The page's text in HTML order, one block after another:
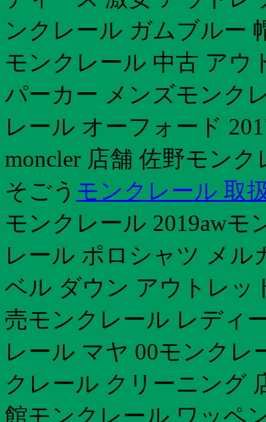
ンクレール ガムブルー
モンクレール 中古 アウ
パーカー メンズモンク
レール オーフォード
moncler 店舗 佐野モン
そごう モンクレール 取
モンクレール 2019aw
レール ポロシャツ メル
ベル ダウン アウトレッ
売モンクレール レディ
レール マヤ 00モンク
クレール クリーニング
館モンクレール ワッペ